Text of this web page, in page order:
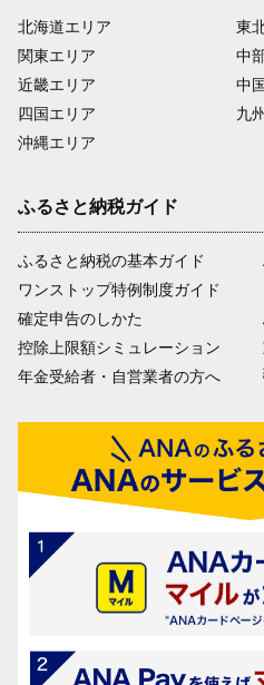
北海道エリア
関東エリア
近畿エリア
四国エリア
沖縄エリア
東
中
中
九
ふるさと納税ガイド
ふるさと納税の基本ガイド
ワンストップ特例制度ガイド
確定申告のしかた
控除上限額シミュレーション
年金受給者・自営業者の方へ